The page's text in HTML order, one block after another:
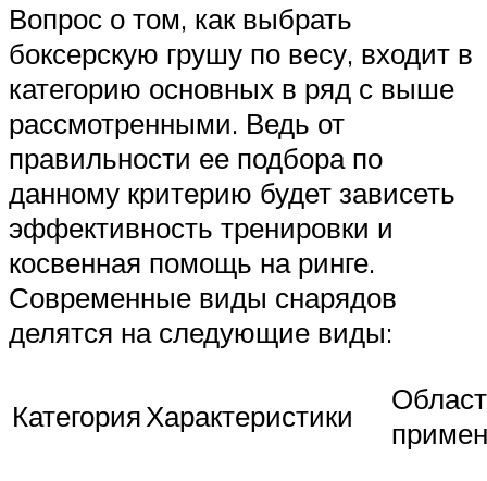
Вопрос о том, как выбрать
боксерскую грушу по весу, входит в
категорию основных в ряд с выше
рассмотренными. Ведь от
правильности ее подбора по
данному критерию будет зависеть
эффективность тренировки и
косвенная помощь на ринге.
Современные виды снарядов
делятся на следующие виды:
КатегорияХарактеристики